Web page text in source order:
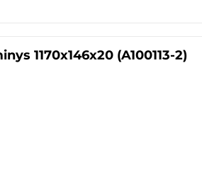
1170x146x20 (A100113-2)